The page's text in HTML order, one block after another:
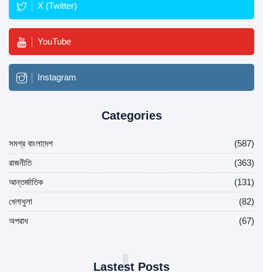
X (Twitter)
YouTube
Instagram
Categories
সমগ্র বাংলাদেশ
(587)
রাজনীতি
(363)
আন্তর্জাতিক
(131)
খেলাধুলা
(82)
অপরাধ
(67)
Lastest Posts